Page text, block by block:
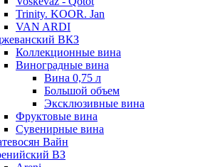
Trinity. KOOR. Jan
VAN ARDI
ВКЗ
Коллекционные вина
Виноградные вина
Вина 0,75 л
Большой объем
Эксклюзивные вина
Фруктовые вина
Cувенирные вина
Вайн
ВЗ